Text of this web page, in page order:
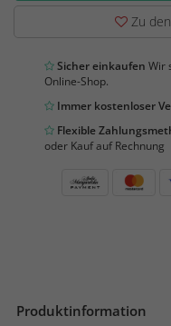
Zu den
Sicher einkaufen Wir
Online-Shop.
Immer kostenloser
Flexible
oder Kauf auf Rechnung
Produktinformation